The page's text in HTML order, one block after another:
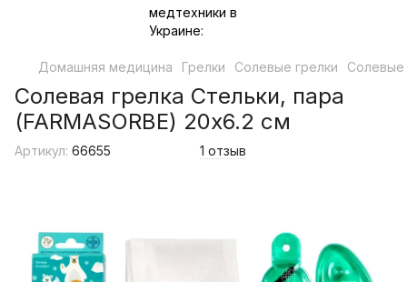
Домашняя медицина Грелки Солевые грелки Солевые
Солевая грелка Стельки, пара
(FARMASORBE) 20x6.2 см
Артикул: 66655 1 отзыв